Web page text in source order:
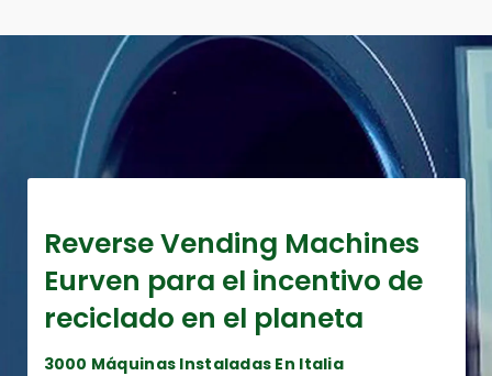
Reverse Vending Machines
Eurven para el incentivo de
reciclado en el planeta
3000 Máquinas Instaladas En Italia